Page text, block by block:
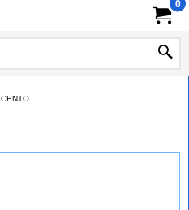
0